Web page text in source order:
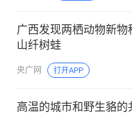
广西发现两栖动物新物
山纤树蛙
央广网 打开APP
高温的城市和野生貉的